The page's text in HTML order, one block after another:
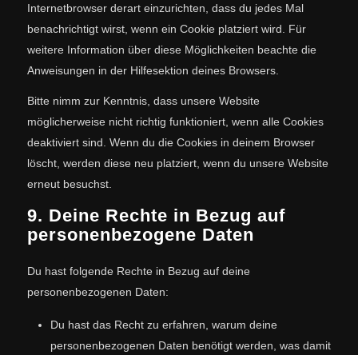
Internetbrowser derart einzurichten, dass du jedes Mal
benachrichtigt wirst, wenn ein Cookie platziert wird. Für
weitere Information über diese Möglichkeiten beachte die
Anweisungen in der Hilfesektion deines Browsers.
Bitte nimm zur Kenntnis, dass unsere Website
möglicherweise nicht richtig funktioniert, wenn alle Cookies
deaktiviert sind. Wenn du die Cookies in deinem Browser
löscht, werden diese neu platziert, wenn du unsere Website
erneut besuchst.
9. Deine Rechte in Bezug auf
personenbezogene Daten
Du hast folgende Rechte in Bezug auf deine
personenbezogenen Daten:
Du hast das Recht zu erfahren, warum deine
personenbezogenen Daten benötigt werden, was damit